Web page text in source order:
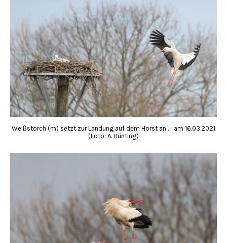
Weißstorch (m) setzt zur Landung auf dem Horst an …. am 16.03.2021
(Foto: A. Hünting)